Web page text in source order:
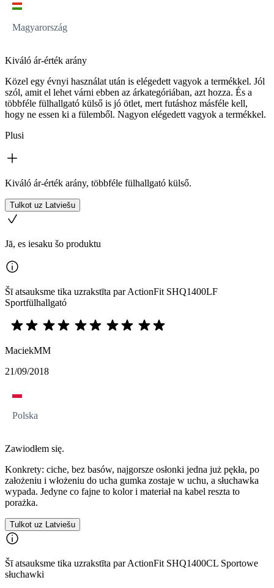
Magyarország
Kiváló ár-érték arány
Közel egy évnyi használat után is elégedett vagyok a termékkel. Jól
szól, amit el lehet várni ebben az árkategóriában, azt hozza. És a
többféle fülhallgató külső is jó ötlet, mert futáshoz másféle kell,
hogy ne essen ki a fülemből. Nagyon elégedett vagyok a termékkel.
Plusi
Kiváló ár-érték arány, többféle fülhallgató külső.
Tulkot uz Latviešu
Jā, es iesaku šo produktu
Šī atsauksme tika uzrakstīta par ActionFit SHQ1400LF
Sportfülhallgató
MaciekMM
21/09/2018
Polska
Zawiodłem się.
Konkrety: ciche, bez basów, najgorsze osłonki jedna już pękła, po
założeniu i włożeniu do ucha gumka zostaje w uchu, a słuchawka
wypada. Jedyne co fajne to kolor i materiał na kabel reszta to
porażka.
Tulkot uz Latviešu
Šī atsauksme tika uzrakstīta par ActionFit SHQ1400CL Sportowe
słuchawki